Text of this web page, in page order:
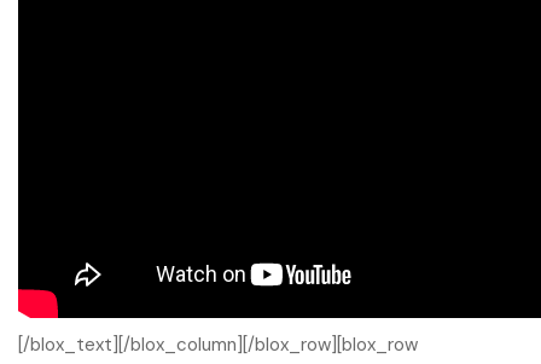
[/blox_text][/blox_column][/blox_row][blox_row